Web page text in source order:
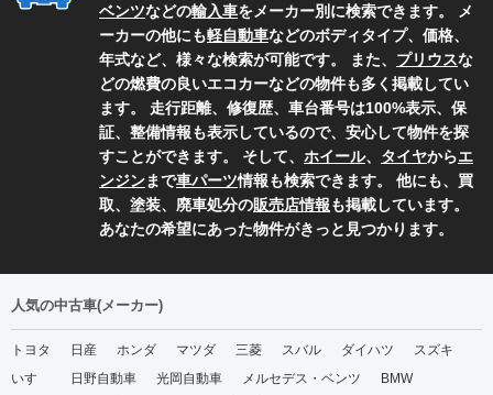
ベンツなどの輸入車をメーカー別に検索できます。 メ
ーカーの他にも軽自動車などのボディタイプ、価格、
年式など、様々な検索が可能です。 また、 プリウスな
どの燃費の良いエコカーなどの物件も多く掲載してい
ます。 走行距離、修復歴、車台番号は100%表示、保
証、整備情報も表示しているので、安心して物件を探
すことができます。 そして、 ホイール、 タイヤからエ
ンジンまで車パーツ情報も検索できます。 他にも、買
取、塗装、廃車処分の販売店情報も掲載しています。
あなたの希望にあった物件がきっと見つかります。
人気の中古車(メーカー)
トヨタ 日産 ホンダ マツダ 三菱 スバル ダイハツ
スズキ
いすゞ
日野自動車 光岡自動車 メルセデス・ベンツ
BMW